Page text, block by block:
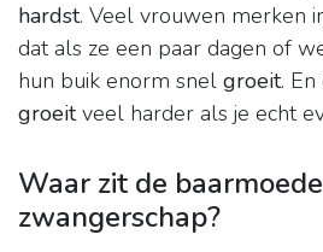
hardst. Veel vrouwen merken
dat als ze een paar dagen of
hun buik enorm snel groeit.
groeitveel harder als je echt
Waar zit de
zwangerschap?